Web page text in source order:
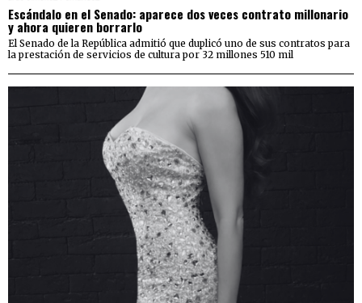
Escándalo en el Senado: aparece dos veces contrato millonario
y ahora quieren borrarlo
El Senado de la República admitió que duplicó uno de sus contratos para
la prestación de servicios de cultura por 32 millones 510 mil